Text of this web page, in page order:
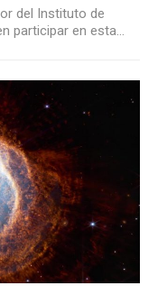
del Instituto de
participar en esta…